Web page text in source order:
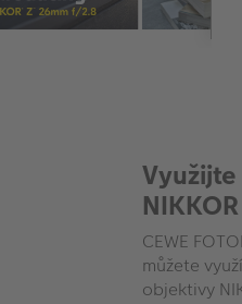
CEWE
můžete
objektivy